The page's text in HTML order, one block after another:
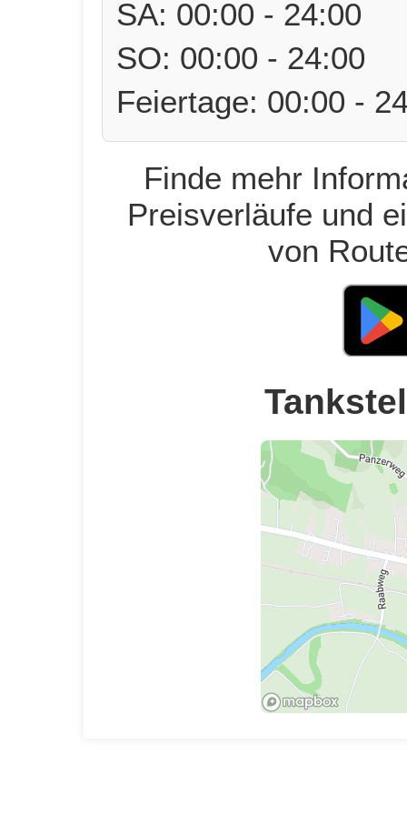
SA: 00:00 - 24:00
SO: 00:00 - 24:00
Feiertage: 00:00 -
Finde mehr
Preisverläufe und
von